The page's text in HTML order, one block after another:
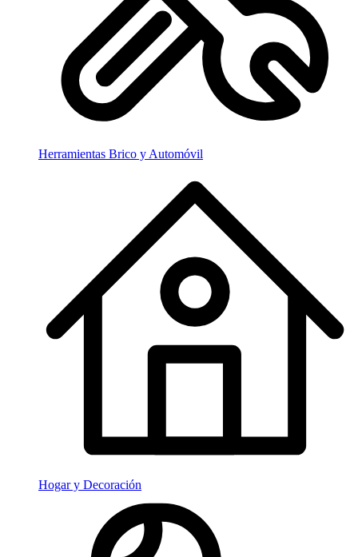
Herramientas Brico y Automóvil
Hogar y Decoración